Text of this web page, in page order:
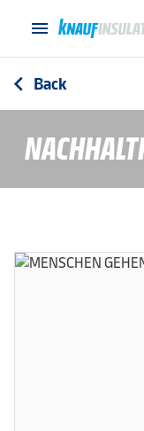
menu
arrow_back_ios Back